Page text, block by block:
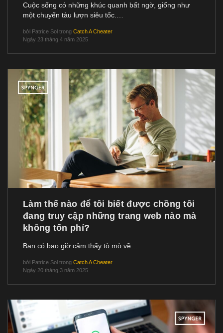
Cuộc sống có những khúc quanh bất ngờ, giống như
một chuyến tàu lượn siêu tốc.…
bởi Patrice Sol trong Catch A Cheater
Ngày 23 tháng 4 năm 2025
Làm thế nào để tôi biết được chồng tôi
đang truy cập những trang web nào mà
không tốn phí?
Bạn có bao giờ cảm thấy tò mò về…
bởi Patrice Sol trong Catch A Cheater
Ngày 20 tháng 3 năm 2025